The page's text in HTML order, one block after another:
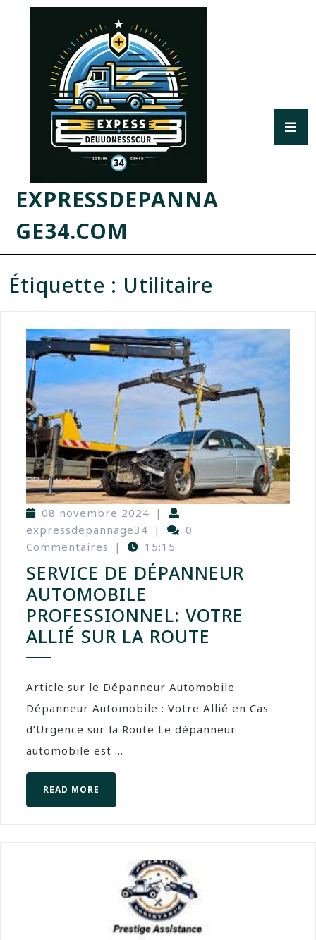
EXPRESSDEPANNA
GE34.COM
Étiquette : Utilitaire
08 novembre 2024 |
expressdepannage34 |
0
Commentaires
| 15:15
SERVICE DE DÉPANNEUR
AUTOMOBILE
PROFESSIONNEL: VOTRE
ALLIÉ SUR LA ROUTE
Article sur le Dépanneur Automobile
Dépanneur Automobile : Votre Allié en Cas
d’Urgence sur la Route Le dépanneur
automobile est ...
READ MORE